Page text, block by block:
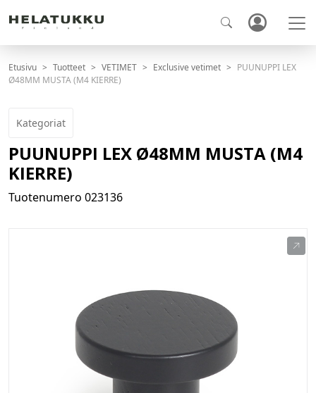
Etusivu Tuotteet VETIMET Exclusive vetimet
PUUNUPPI LEX
Ø48MM MUSTA (M4 KIERRE)
Kategoriat
PUUNUPPI LEX Ø48MM MUSTA (M4
KIERRE)
Tuotenumero 023136